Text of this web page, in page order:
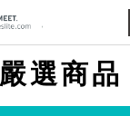
嚴選商品